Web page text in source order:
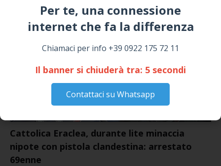
Per te, una connessione
internet che fa la differenza​
Chiamaci per info +39 0922 175 72 11
Il banner si chiuderà tra: 4 secondi
Contattaci su Whatsapp
SICULIANA PER I FESTEGGIAMENTI DI SAN
GIUSEPPE
March 16, 2026
Cattolica Eraclea, durante lite minaccia
nipote con pistola clandestina: arrestato
69enne